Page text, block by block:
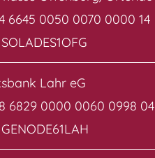
6645 0050 0070 0000 14
Lahr eG
6829 0000 0060 0998 04